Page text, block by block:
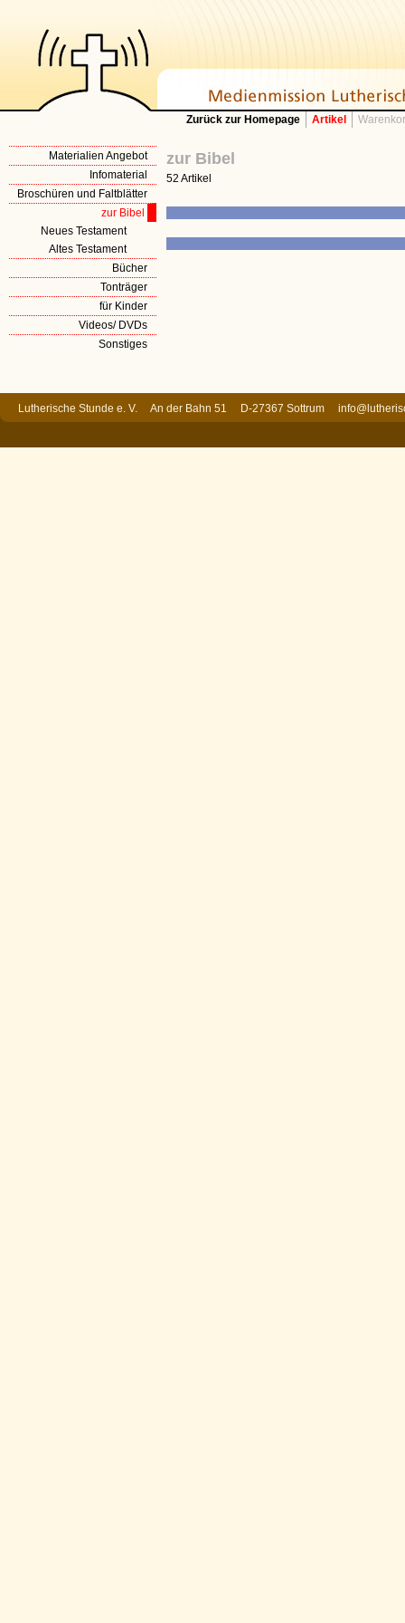
Zurück zur Homepage Artikel
Materialien Angebot
Infomaterial
Broschüren und Faltblätter
zur Bibel
Neues Testament
Altes Testament
Bücher
Tonträger
für Kinder
Videos/ DVDs
Sonstiges
zur Bibel
52 Artikel
Lutherische Stunde e. V. An der Bahn 51 D-27367 Sottrum